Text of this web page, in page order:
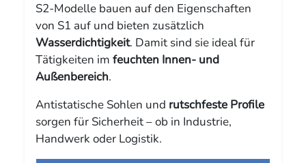
S2-Modelle bauen auf den Eigenschaften
von S1 auf und bieten zusätzlich
Wasserdichtigkeit. Damit sind sie ideal für
Tätigkeiten im feuchten Innen- und
Außenbereich.
Antistatische Sohlen und rutschfeste Profile
sorgen für Sicherheit – ob in Industrie,
Handwerk oder Logistik.